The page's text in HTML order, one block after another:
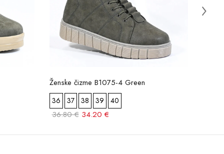
Ženske čizme B1075-4 Green
36 37 38 39 40
36.80 € 34.20 €